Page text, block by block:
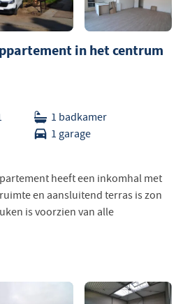
in het centrum
1 badkamer
1 garage
heeft een inkomhal met
en aansluitend terras is zon
is voorzien van alle